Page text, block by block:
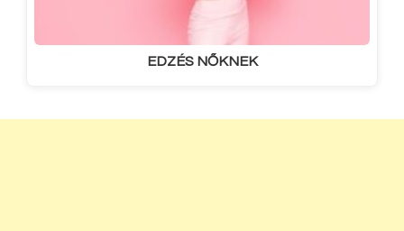
EDZÉS NŐKNEK